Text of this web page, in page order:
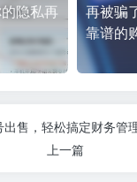
隐私再
再被骗
靠谱的
上一篇